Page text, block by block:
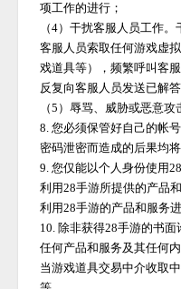
项工作的进行；
（4）干扰客服人员工作。
客服人员索取任何游戏虚
戏道具等），频繁呼叫客
反复向客服人员发送已解
（5）辱骂、威胁或恶意攻
8. 您必须保管好自己的帐
密码泄密而造成的后果均将
9. 您仅能以个人身份使用
利用28手游所提供的产品
利用28手游的产品和服务
10. 除非获得28手游的书面
任何产品和服务及其任何
当游戏道具交易中介收取